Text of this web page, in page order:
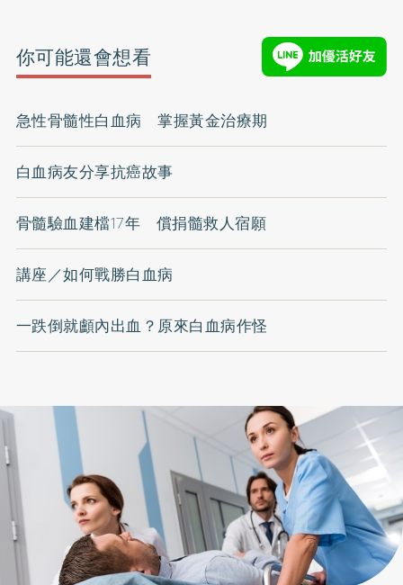
你可能還會想看
急性骨髓性白血病 掌握黃金治療期
白血病友分享抗癌故事
骨髓驗血建檔17年 償捐髓救人宿願
講座／如何戰勝白血病
一跌倒就顱內出血？原來白血病作怪